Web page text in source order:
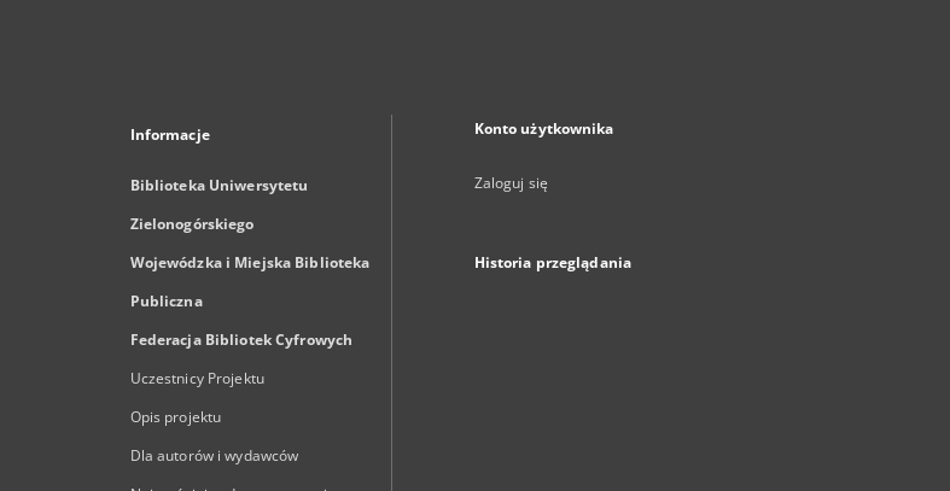
Informacje
Biblioteka Uniwersytetu
Zielonogórskiego
Wojewódzka i Miejska Biblioteka
Publiczna
Federacja Bibliotek Cyfrowych
Uczestnicy Projektu
Opis projektu
Dla autorów i wydawców
Konto użytkownika
Zaloguj się
Historia przeglądania